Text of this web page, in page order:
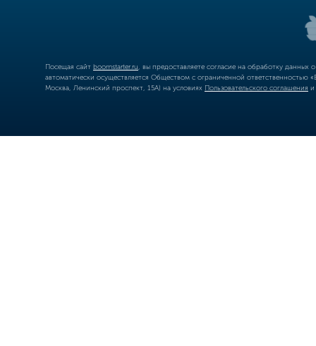
Посещая сайт boomstarter.ru , вы предоставляете согласие на обработку
автоматически осуществляется Обществом с ограниченной
Москва, Ленинский проспект, 15А) на условиях Пользовательского соглашения и